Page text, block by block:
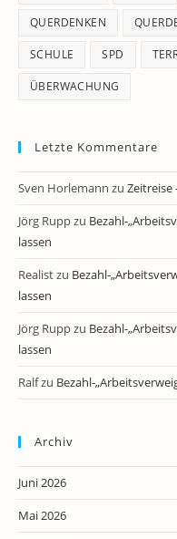
QUERDENKEN
SCHULE SPD
ÜBERWACHUNG
Letzte Kommentare
Sven Horlemann zu Zeitreise
Jörg Ruppzu Bezahl-
lassen
Realistzu Bezahl-
lassen
Jörg Ruppzu Bezahl-
lassen
Ralfzu Bezahl-
Archiv
Juni 2026
Mai 2026